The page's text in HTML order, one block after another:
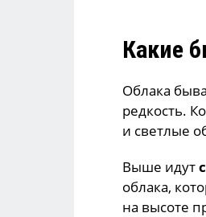
Какие
Облака
редкость.
и светлые
Выше идут
облака,
на высоте